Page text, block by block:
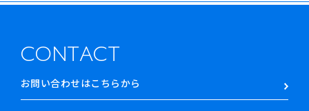
CONTACT
お問い合わせはこちらから